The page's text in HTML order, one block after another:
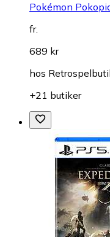
Pokémon
fr.
689 kr
hos
+21 butiker